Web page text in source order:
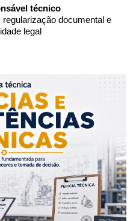
técnico
documental e
legal